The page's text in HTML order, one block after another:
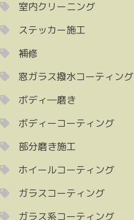
室内クリーニング
ステッカー施工
補修
窓ガラス撥水コーティング
ボディ―磨き
ボディーコーティング
部分磨き施工
ホイールコーティング
ガラスコーティング
ガラス系コーティング